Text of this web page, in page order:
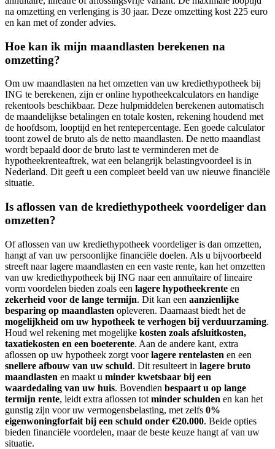
na omzetting en verlenging is 30 jaar. Deze omzetting kost 225 euro
en kan met of zonder advies.
Hoe kan ik mijn maandlasten berekenen na
omzetting?
Om uw maandlasten na het omzetten van uw krediethypotheek bij
ING te berekenen, zijn er online hypotheekcalculators en handige
rekentools beschikbaar. Deze hulpmiddelen berekenen automatisch
de maandelijkse betalingen en totale kosten, rekening houdend met
de hoofdsom, looptijd en het rentepercentage. Een goede calculator
toont zowel de bruto als de netto maandlasten. De netto maandlast
wordt bepaald door de bruto last te verminderen met de
hypotheekrenteaftrek, wat een belangrijk belastingvoordeel is in
Nederland. Dit geeft u een compleet beeld van uw nieuwe financiële
situatie.
Is aflossen van de krediethypotheek voordeliger dan
omzetten?
Of aflossen van uw krediethypotheek voordeliger is dan omzetten,
hangt af van uw persoonlijke financiële doelen. Als u bijvoorbeeld
streeft naar lagere maandlasten en een vaste rente, kan het omzetten
van uw krediethypotheek bij ING naar een annuïtaire of lineaire
vorm voordelen bieden zoals een lagere hypotheekrente en
zekerheid voor de lange termijn. Dit kan een aanzienlijke
besparing op maandlasten opleveren. Daarnaast biedt het de
mogelijkheid om uw hypotheek te verhogen bij verduurzaming.
Houd wel rekening met mogelijke kosten zoals afsluitkosten,
taxatiekosten en een boeterente. Aan de andere kant, extra
aflossen op uw hypotheek zorgt voorlagere rentelasten en een
snellere afbouw van uw schuld. Dit resulteert in lagere bruto
maandlasten en maakt u minder kwetsbaar bij een
waardedaling van uw huis. Bovendien bespaart u op lange
termijn rente, leidt extra aflossen tot minder schulden en kan het
gunstig zijn voor uw vermogensbelasting, met zelfs 0%
eigenwoningforfait bij een schuld onder €20.000. Beide opties
bieden financiële voordelen, maar de beste keuze hangt af van uw
situatie.